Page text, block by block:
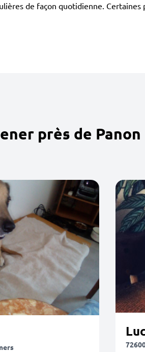
de façon quotidienne.
près de Panon